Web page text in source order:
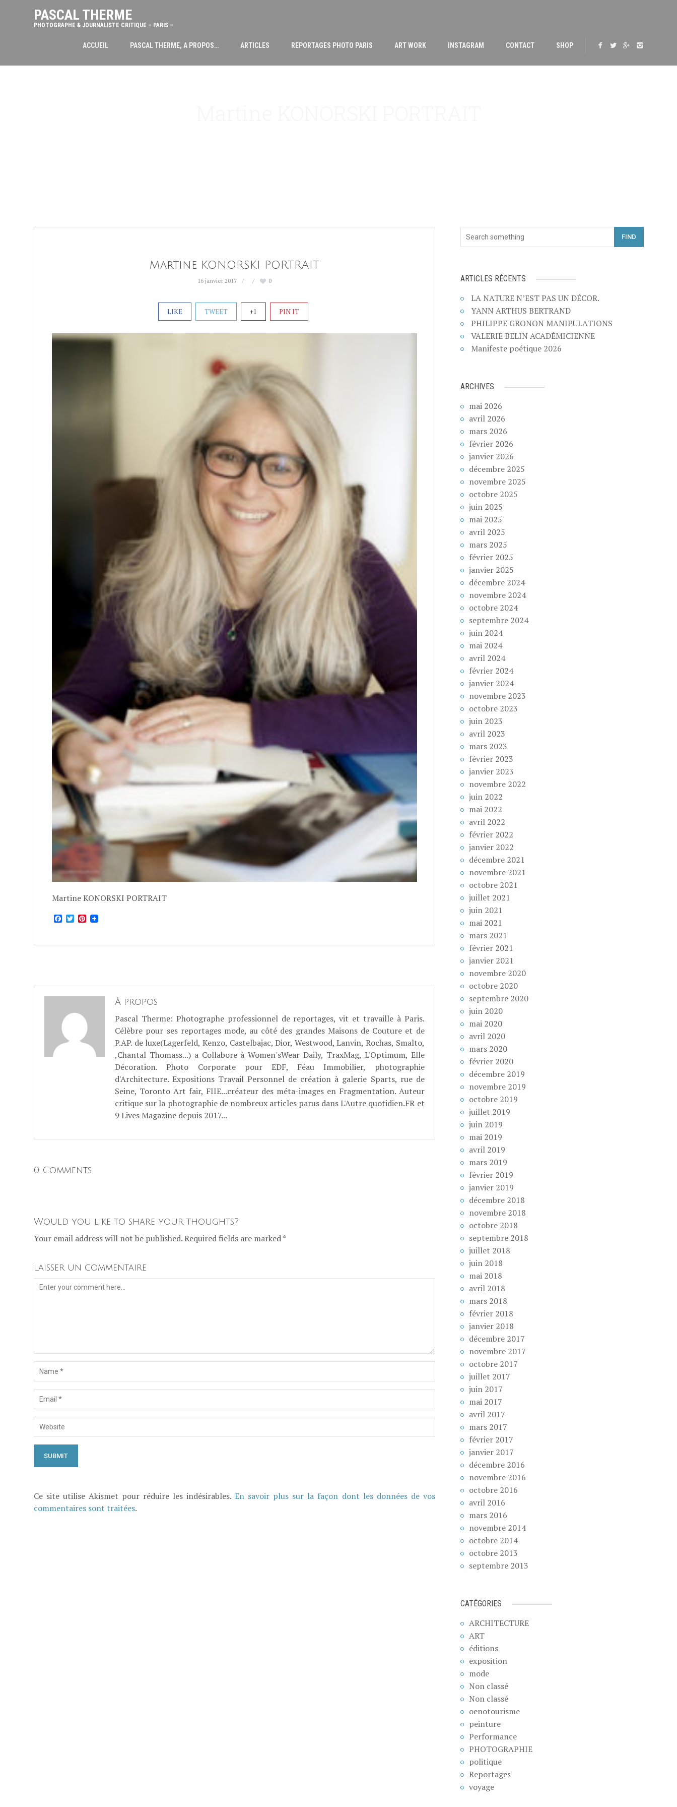
PASCAL THERME
PHOTOGRAPHE & JOURNALISTE CRITIQUE – PARIS –
ACCUEIL PASCAL THERME, A PROPOS… ARTICLES REPORTAGES PHOTO PARIS ART WORK INSTAGRAM CONTACT SHOP
Martine KONORSKI PORTRAIT
16 janvier 2017 0
LIKE TWEET +1 PIN IT
Martine KONORSKI PORTRAIT
Facebook
TwitterPinterest
À propos
Pascal Therme: Photographe professionnel de reportages, vit et travaille à Paris.
Célèbre pour ses reportages mode, au côté des grandes Maisons de Couture et de
P.AP. de luxe(Lagerfeld, Kenzo, Castelbajac, Dior, Westwood, Lanvin, Rochas, Smalto,
,Chantal Thomass...) a Collabore à Women'sWear Daily, TraxMag, L'Optimum, Elle
Décoration. Photo Corporate pour EDF, Féau Immobilier, photographie
d'Architecture. Expositions Travail Personnel de création à galerie Sparts, rue de
Seine, Toronto Art fair, FIIE...créateur des méta-images en Fragmentation. Auteur
critique sur la photographie de nombreux articles parus dans L'Autre quotidien.FR et
9 Lives Magazine depuis 2017...
0 Comments
Would you like to share your thoughts?
Your email address will not be published. Required fields are marked *
Laisser un commentaire
Ce site utilise Akismet pour réduire les indésirables.En savoir plus sur la façon dont les données de vos
commentaires sont traitées.
FIND
ARTICLES RÉCENTS
LA NATURE N’EST PAS UN DÉCOR.
YANN ARTHUS BERTRAND
PHILIPPE GRONON MANIPULATIONS
VALERIE BELIN ACADÉMICIENNE
Manifeste poétique 2026
ARCHIVES
mai 2026
avril 2026
mars 2026
février 2026
janvier 2026
décembre 2025
novembre 2025
octobre 2025
juin 2025
mai 2025
avril 2025
mars 2025
février 2025
janvier 2025
décembre 2024
novembre 2024
octobre 2024
septembre 2024
juin 2024
mai 2024
avril 2024
février 2024
janvier 2024
novembre 2023
octobre 2023
juin 2023
avril 2023
mars 2023
février 2023
janvier 2023
novembre 2022
juin 2022
mai 2022
avril 2022
février 2022
janvier 2022
décembre 2021
novembre 2021
octobre 2021
juillet 2021
juin 2021
mai 2021
mars 2021
février 2021
janvier 2021
novembre 2020
octobre 2020
septembre 2020
juin 2020
mai 2020
avril 2020
mars 2020
février 2020
décembre 2019
novembre 2019
octobre 2019
juillet 2019
juin 2019
mai 2019
avril 2019
mars 2019
février 2019
janvier 2019
décembre 2018
novembre 2018
octobre 2018
septembre 2018
juillet 2018
juin 2018
mai 2018
avril 2018
mars 2018
février 2018
janvier 2018
décembre 2017
novembre 2017
octobre 2017
juillet 2017
juin 2017
mai 2017
avril 2017
mars 2017
février 2017
janvier 2017
décembre 2016
novembre 2016
octobre 2016
avril 2016
mars 2016
novembre 2014
octobre 2014
octobre 2013
septembre 2013
CATÉGORIES
ARCHITECTURE
ART
éditions
exposition
mode
Non classé
Non classé
oenotourisme
peinture
Performance
PHOTOGRAPHIE
politique
Reportages
voyage